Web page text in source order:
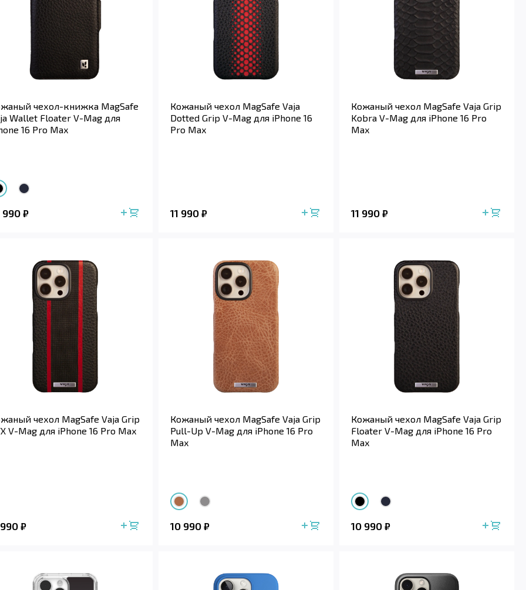
чехол-книжка MagSafe
Wallet Floater V-Mag для
16 Pro Max
990₽
Кожаный чехол MagSafe Vaja
Dotted Grip V-Mag для iPhone 16
Pro Max
11 990 ₽
Кожаный чехол MagSafe Vaja Grip
Kobra V-Mag для iPhone 16 Pro
Max
11 990 ₽
чехол MagSafe Vaja Grip
V-Mag для iPhone 16 Pro Max
990 ₽
Кожаный чехол MagSafe Vaja Grip
Pull-Up V-Mag для iPhone 16 Pro
Max
10 990 ₽
Кожаный чехол MagSafe Vaja Grip
Floater V-Mag для iPhone 16 Pro
Max
10 990 ₽